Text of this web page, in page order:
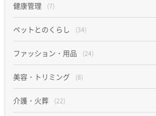
健康管理 (7)
ペットとのくらし (34)
ファッション・用品 (24)
美容・トリミング (8)
介護・火葬 (22)